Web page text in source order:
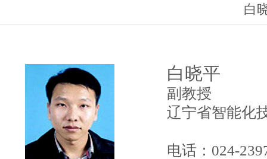
白
白晓平
副教授
辽宁省智能化
电话：024-